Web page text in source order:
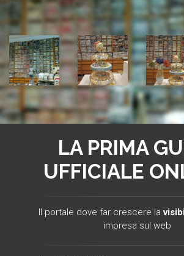
LA PRIMA
UFFICIALE
Il portale dove far crescere la
impresa sul web